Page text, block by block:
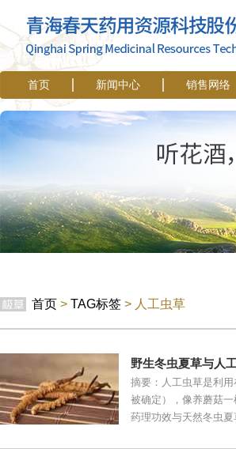
首页 新闻中心 销售网络
首页 > TAG标签 > 人工虫草
野生冬虫夏草与人
摘要：人工虫草是利
被确定），像养蘑菇
药理功效与天然冬虫